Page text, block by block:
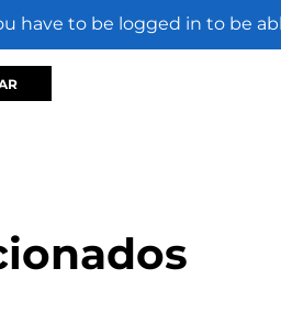
have to be logged in to be